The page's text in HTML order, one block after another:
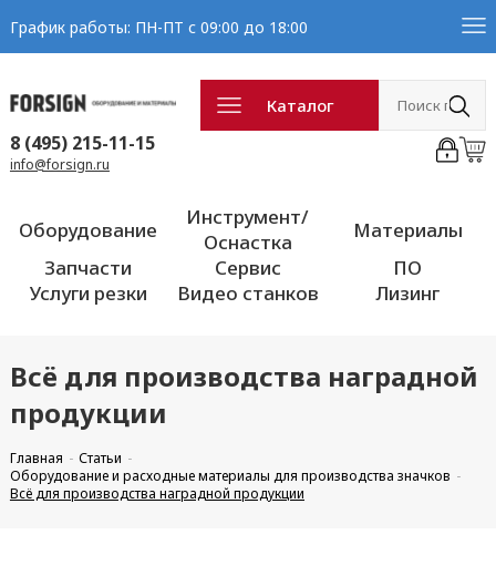
График работы: ПН-ПТ с 09:00 до 18:00
Каталог
8 (495) 215-11-15
info@forsign.ru
Оборудование
Инструмент/
Оснастка
Материалы
Запчасти
Сервис
ПО
Услуги резки
Видео станков Лизинг
Всё для производства наградной
продукции
Главная
Статьи
Оборудование и расходные материалы для производства значков
Всё для производства наградной продукции